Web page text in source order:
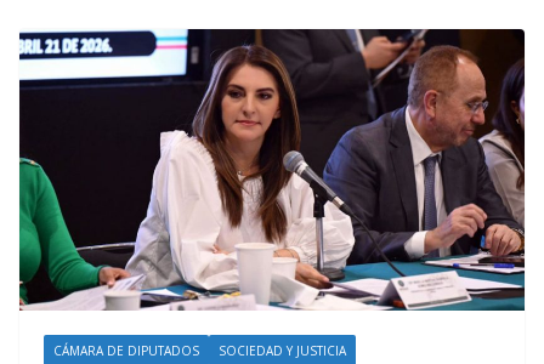
CÁMARA DE DIPUTADOS SOCIEDAD Y JUSTICIA